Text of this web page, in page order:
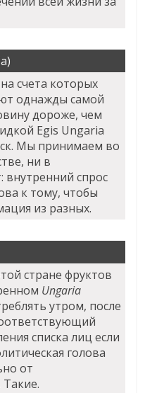
счета которых
однажды самой
дороже, чем
Egis Ungaria
Мы принимаем во
ни в
спрос
к тому, чтобы
из разных.
стране фруктов
Ungaria
утром, после
списка лиц если
голова
от
Такие.